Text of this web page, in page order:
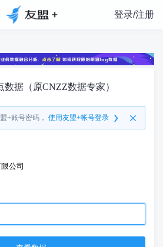
登录/注册
据（原CNZZ数据专家）
+账号密码， 使用友盟+帐号登录
公司